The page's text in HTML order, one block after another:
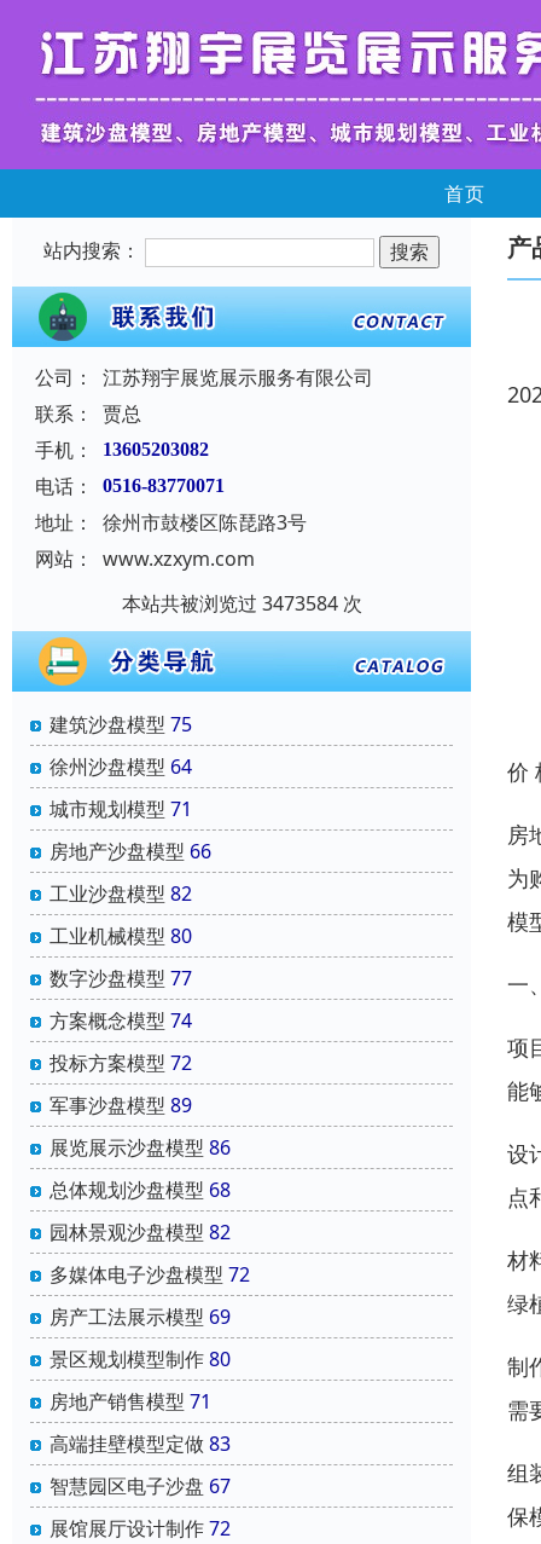
首页
站内搜索：
公司：
江苏翔宇展览展示服务有限公司
联系：
贾总
手机：
13605203082
电话： 0516-83770071
地址：
徐州市鼓楼区陈琵路3号
网站：
www.xzxym.com
本站共被浏览过 3473584 次
建筑沙盘模型 75
徐州沙盘模型 64
城市规划模型 71
房地产沙盘模型 66
工业沙盘模型 82
工业机械模型 80
数字沙盘模型 77
方案概念模型 74
投标方案模型 72
军事沙盘模型 89
展览展示沙盘模型 86
总体规划沙盘模型 68
园林景观沙盘模型 82
多媒体电子沙盘模型 72
房产工法展示模型 69
景区规划模型制作80
房地产销售模型 71
高端挂壁模型定做83
智慧园区电子沙盘 67
展馆展厅设计制作72
产
价
房
为
模
一
项
能
设
点
材
绿
制
需
组
保